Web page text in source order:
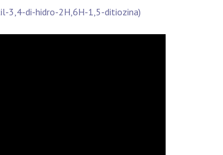
3,4-di-hidro-2H,6H-1,5-ditiozina)